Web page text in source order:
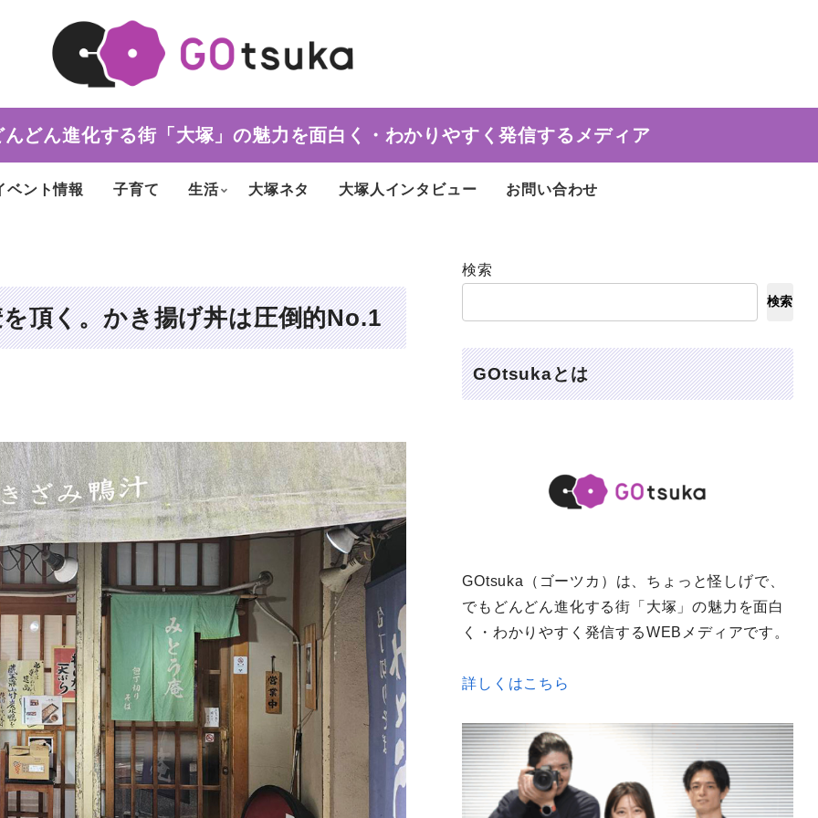
どん進化する街「大塚」の魅力を面白く・わかりやすく発信するメディア
ベント情報 子育て 生活 大塚ネタ 大塚人インタビュー お問い合わせ
頂く。かき揚げ丼は圧倒的No.1
検索
検索
GOtsukaとは
GOtsuka（ゴーツカ）は、ちょっと怪しげで、
でもどんどん進化する街「大塚」の魅力を面白
く・わかりやすく発信するWEBメディアです。
詳しくはこちら